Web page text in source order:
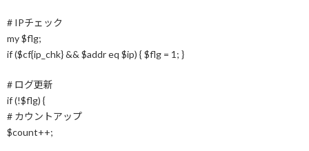
# IPチェック
my $flg;
if ($cf{ip_chk} && $addr eq $ip) { $flg = 1; }
# ログ更新
if (!$flg) {
# カウントアップ
$count++;